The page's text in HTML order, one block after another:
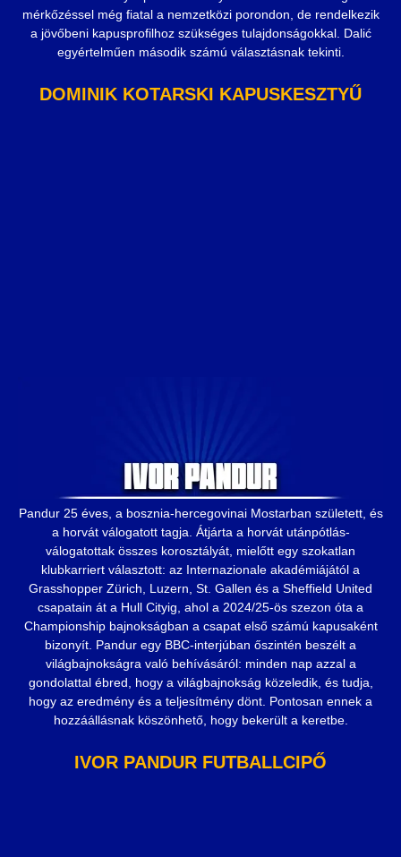
mérkőzéssel még fiatal a nemzetközi porondon, de rendelkezik
a jövőbeni kapusprofilhoz szükséges tulajdonságokkal. Dalić
egyértelműen második számú választásnak tekinti.
DOMINIK KOTARSKI KAPUSKESZTYŰ
Pandur 25 éves, a bosznia-hercegovinai Mostarban született, és
a horvát válogatott tagja. Átjárta a horvát utánpótlás-
válogatottak összes korosztályát, mielőtt egy szokatlan
klubkarriert választott: az Internazionale akadémiájától a
Grasshopper Zürich, Luzern, St. Gallen és a Sheffield United
csapatain át a Hull Cityig, ahol a 2024/25-ös szezon óta a
Championship bajnokságban a csapat első számú kapusaként
bizonyít. Pandur egy BBC-interjúban őszintén beszélt a
világbajnokságra való behívásáról: minden nap azzal a
gondolattal ébred, hogy a világbajnokság közeledik, és tudja,
hogy az eredmény és a teljesítmény dönt. Pontosan ennek a
hozzáállásnak köszönhető, hogy bekerült a keretbe.
IVOR PANDUR FUTBALLCIPŐ